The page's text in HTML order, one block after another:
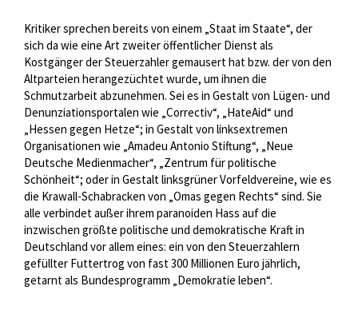
Kritiker sprechen bereits von einem „Staat im Staate“, der
sich da wie eine Art zweiter öffentlicher Dienst als
Kostgänger der Steuerzahler gemausert hat bzw. der von den
Altparteien herangezüchtet wurde, um ihnen die
Schmutzarbeit abzunehmen. Sei es in Gestalt von Lügen- und
Denunziationsportalen wie „Correctiv“, „HateAid“ und
„Hessen gegen Hetze“; in Gestalt von linksextremen
Organisationen wie „Amadeu Antonio Stiftung“, „Neue
Deutsche Medienmacher“, „Zentrum für politische
Schönheit“; oder in Gestalt linksgrüner Vorfeldvereine, wie es
die Krawall-Schabracken von „Omas gegen Rechts“ sind. Sie
alle verbindet außer ihrem paranoiden Hass auf die
inzwischen größte politische und demokratische Kraft in
Deutschland vor allem eines: ein von den Steuerzahlern
gefüllter Futtertrog von fast 300 Millionen Euro jährlich,
getarnt als Bundesprogramm „Demokratie leben“.